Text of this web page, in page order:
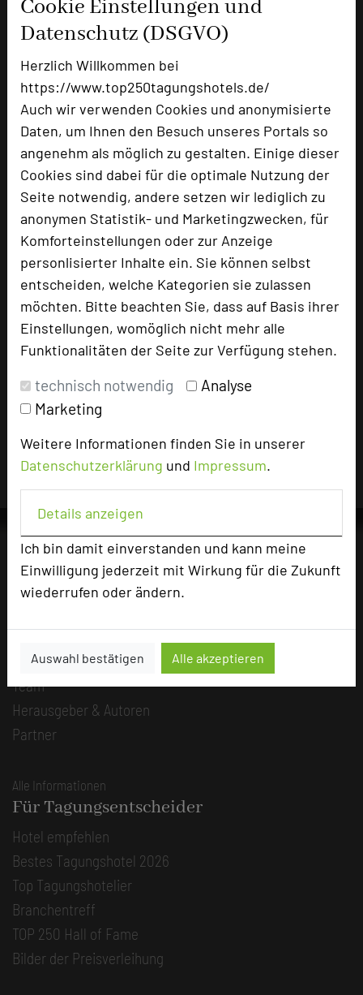
Cookie Einstellungen und
Datenschutz (DSGVO)
Herzlich Willkommen bei
https://www.top250tagungshotels.de/
Auch wir verwenden Cookies und anonymisierte
Daten, um Ihnen den Besuch unseres Portals so
angenehm als möglich zu gestalten. Einige dieser
Cookies sind dabei für die optimale Nutzung der
Seite notwendig, andere setzen wir lediglich zu
anonymen Statistik- und Marketingzwecken, für
Komforteinstellungen oder zur Anzeige
personlisierter Inhalte ein. Sie können selbst
entscheiden, welche Kategorien sie zulassen
möchten. Bitte beachten Sie, dass auf Basis ihrer
Einstellungen, womöglich nicht mehr alle
Funktionalitäten der Seite zur Verfügung stehen.
technisch notwendig
Analyse
Marketing
Weitere Informationen finden Sie in unserer
Datenschutzerklärung und Impressum.
Details anzeigen
Ich bin damit einverstanden und kann meine
Einwilligung jederzeit mit Wirkung für die Zukunft
wiederrufen oder ändern.
Auswahl bestätigen Alle akzeptieren
Zimmer
Suiten
Appartement, 5 Fahrminuten entfernt
Besonders geeignet für
Seminar, Klausur, Kreativprozesse
4891 Seiten dieses Hotels wurden in den
vergangenen 30 Tagen auf diesem Portal aufgerufen.
Für die Verwendung der Bilder haben die jeweiligen Hotels die
Nutzungsrechte für dieses Portal eingeräumt und sind dafür
verantwortlich.
Die Idee
Kategorie
Team
Herausgeber & Autoren
Partner
Alle Informationen
Für Tagungsentscheider
Hotel empfehlen
Bestes Tagungshotel 2026
Top Tagungshotelier
Branchentreff
TOP 250 Hall of Fame
Bilder der Preisverleihung